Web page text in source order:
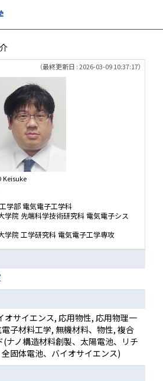
（最終更新日 : 2026-03-09 10:37:17）
Keisuke
学部 電気電子工学科
学院 先端科学技術研究科 電気電子シス
学院 工学研究科 電気電子工学専攻
オサイエンス, 応用物性, 応用物理一
子材料工学, 無機材料、物性, 複合
ナノ構造材料創製、太陽電池、リチ
固体電池、バイオサイエンス)